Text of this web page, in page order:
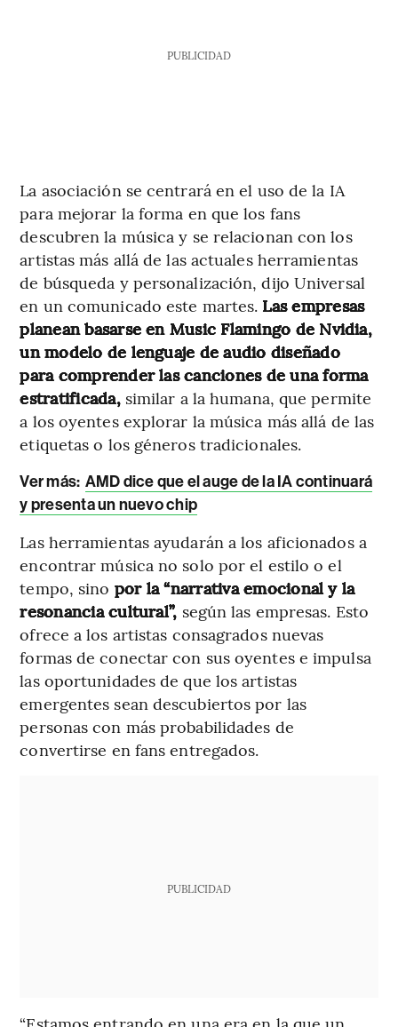
PUBLICIDAD
La asociación se centrará en el uso de la IA
para mejorar la forma en que los fans
descubren la música y se relacionan con los
artistas más allá de las actuales herramientas
de búsqueda y personalización, dijo Universal
en un comunicado este martes. Las empresas
planean basarse en Music Flamingo de Nvidia,
un modelo de lenguaje de audio diseñado
para comprender las canciones de una forma
estratificada,similar a la humana, que permite
a los oyentes explorar la música más allá de las
etiquetas o los géneros tradicionales.
Ver más: AMD dice que el auge de la IA continuará
y presenta un nuevo chip
Las herramientas ayudarán a los aficionados a
encontrar música no solo por el estilo o el
tempo, sino por la “narrativa emocional y la
resonancia cultural”, según las empresas. Esto
ofrece a los artistas consagrados nuevas
formas de conectar con sus oyentes e impulsa
las oportunidades de que los artistas
emergentes sean descubiertos por las
personas con más probabilidades de
convertirse en fans entregados.
PUBLICIDAD